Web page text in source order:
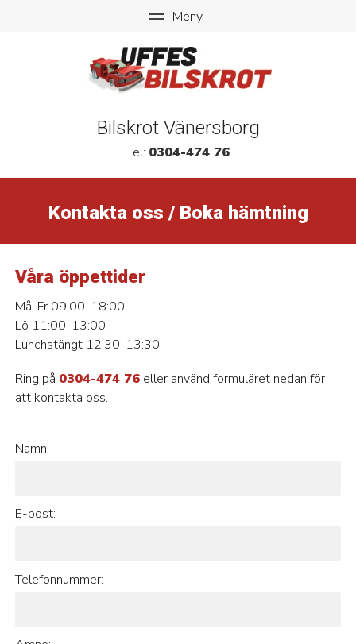
Bilskrot Vänersborg
Tel: 0304-474 76
Kontakta oss / Boka hämtning
Våra öppettider
Må-Fr 09:00-18:00
Lö 11:00-13:00
Lunchstängt 12:30-13:30
Ring på 0304-474 76 eller använd formuläret nedan för
att kontakta oss.
Namn:
E-post:
Telefonnummer: